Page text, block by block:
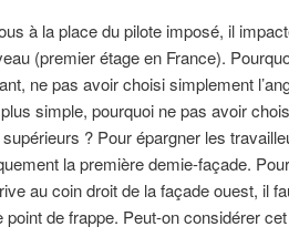
à la place du pilote imposé, il
(premier étage en France).
ne pas avoir choisi simplement
simple, pourquoi ne pas avoir
? Pour épargner les
la première demie-façade.
au coin droit de la façade ouest, il
point de frappe. Peut-on considérer